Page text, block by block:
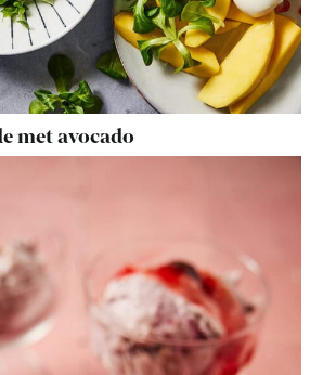
met avocado